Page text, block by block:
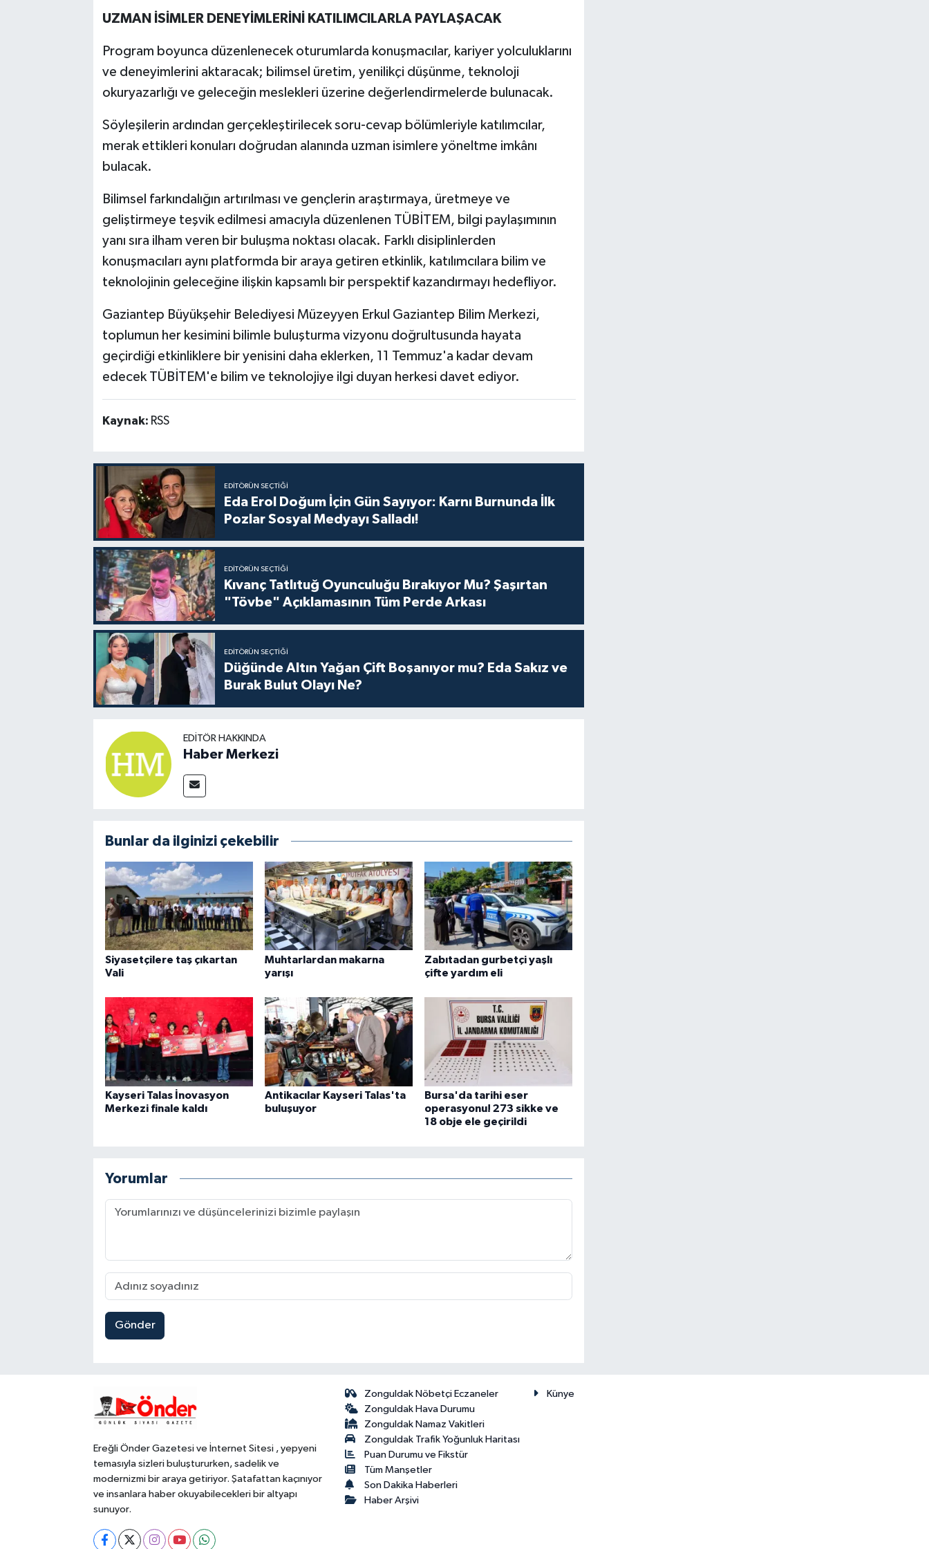
UZMAN İSİMLER DENEYİMLERİNİ KATILIMCILARLA PAYLAŞACAK
Program boyunca düzenlenecek oturumlarda konuşmacılar, kariyer yolculuklarını
ve deneyimlerini aktaracak; bilimsel üretim, yenilikçi düşünme, teknoloji
okuryazarlığı ve geleceğin meslekleri üzerine değerlendirmelerde bulunacak.
Söyleşilerin ardından gerçekleştirilecek soru-cevap bölümleriyle katılımcılar,
merak ettikleri konuları doğrudan alanında uzman isimlere yöneltme imkânı
bulacak.
Bilimsel farkındalığın artırılması ve gençlerin araştırmaya, üretmeye ve
geliştirmeye teşvik edilmesi amacıyla düzenlenen TÜBİTEM, bilgi paylaşımının
yanı sıra ilham veren bir buluşma noktası olacak. Farklı disiplinlerden
konuşmacıları aynı platformda bir araya getiren etkinlik, katılımcılara bilim ve
teknolojinin geleceğine ilişkin kapsamlı bir perspektif kazandırmayı hedefliyor.
Gaziantep Büyükşehir Belediyesi Müzeyyen Erkul Gaziantep Bilim Merkezi,
toplumun her kesimini bilimle buluşturma vizyonu doğrultusunda hayata
geçirdiği etkinliklere bir yenisini daha eklerken, 11 Temmuz'a kadar devam
edecek TÜBİTEM'e bilim ve teknolojiye ilgi duyan herkesi davet ediyor.
Kaynak: RSS
EDITÖRÜN SEÇTIĞI
Eda Erol Doğum İçin Gün Sayıyor: Karnı Burnunda İlk
Pozlar Sosyal Medyayı Salladı!
EDITÖRÜN SEÇTIĞI
Kıvanç Tatlıtuğ Oyunculuğu Bırakıyor Mu? Şaşırtan
"Tövbe" Açıklamasının Tüm Perde Arkası
EDITÖRÜN SEÇTIĞI
Düğünde Altın Yağan Çift Boşanıyor mu? Eda Sakız ve
Burak Bulut Olayı Ne?
EDITÖR HAKKINDA
Haber Merkezi
Bunlar da ilginizi çekebilir
Siyasetçilere taş çıkartan
Vali
Muhtarlardan makarna
yarışı
Zabıtadan gurbetçi yaşlı
çifte yardım eli
Kayseri Talas İnovasyon
Merkezi finale kaldı
Antikacılar Kayseri Talas'ta
buluşuyor
Bursa'da tarihi eser
operasyonu! 273 sikke ve
18 obje ele geçirildi
Yorumlar
Gönder
Ereğli Önder Gazetesi ve İnternet Sitesi , yepyeni
temasıyla sizleri buluştururken, sadelik ve
modernizmi bir araya getiriyor. Şatafattan kaçınıyor
ve insanlara haber okuyabilecekleri bir altyapı
sunuyor.
Zonguldak Nöbetçi Eczaneler
Zonguldak Hava Durumu
Zonguldak Namaz Vakitleri
Zonguldak Trafik Yoğunluk Haritası
Puan Durumu ve Fikstür
Tüm Manşetler
Son Dakika Haberleri
Haber Arşivi
Künye